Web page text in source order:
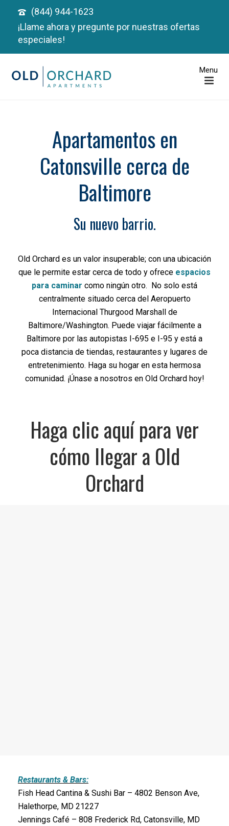
(844) 944-1623
¡Llame ahora y pregunte por nuestras ofertas
especiales!
Apartamentos en
Catonsville cerca de
Baltimore
Su nuevo barrio.
Old Orchard es un valor insuperable; con una ubicación
que le permite estar cerca de todo y ofrece espacios
para caminar como ningún otro. No solo está
centralmente situado cerca del Aeropuerto
Internacional Thurgood Marshall de
Baltimore/Washington. Puede viajar fácilmente a
Baltimore por las autopistas I-695 e I-95 y está a
poca distancia de tiendas, restaurantes y lugares de
entretenimiento. Haga su hogar en esta hermosa
comunidad. ¡Únase a nosotros en Old Orchard hoy!
Haga clic aquí para ver
cómo llegar a Old
Orchard
Restaurants & Bars:
Fish Head Cantina & Sushi Bar – 4802 Benson Ave,
Halethorpe, MD 21227
Jennings Café – 808 Frederick Rd, Catonsville, MD